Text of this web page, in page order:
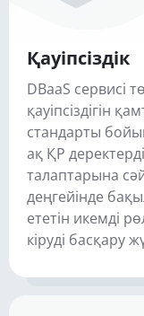
Қауіпсіздік
DBaaS сервисі
қауіпсіздігін
стандарты
ақ ҚР
талаптарына
деңгейінде
ететін икемді
кіруді басқару